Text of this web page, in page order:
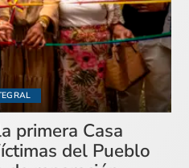
primera Casa
del Pueblo